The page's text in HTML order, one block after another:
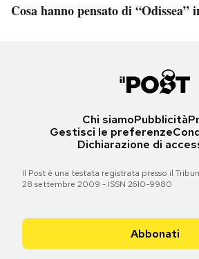
Cosa hanno pensato di “Odissea”
Chi siamoPubblicità
Gestisci le preferenze
Dichiarazione di
Il Post è una testata registrata presso il
28 settembre 2009 - ISSN 2610-9980
Abbonati